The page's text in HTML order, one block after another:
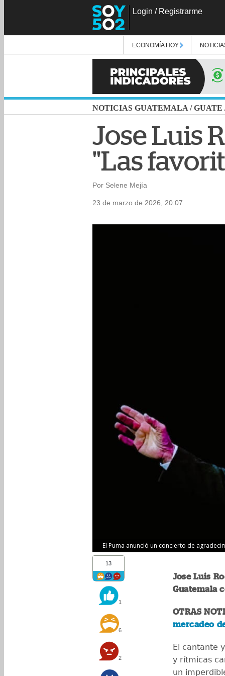
Login / Registrarme
ECONOMÍA HOY
NOTICIAS GUATEMALA /GUATE
Jose Luis
"Las
Por Selene Mejía
23 de marzo de 2026, 20:07
El Puma anunció un concierto de
13
1
6
2
Jose Luis
Guatemala
OTRAS
mercadeo
El cantante
y rítmicas
un